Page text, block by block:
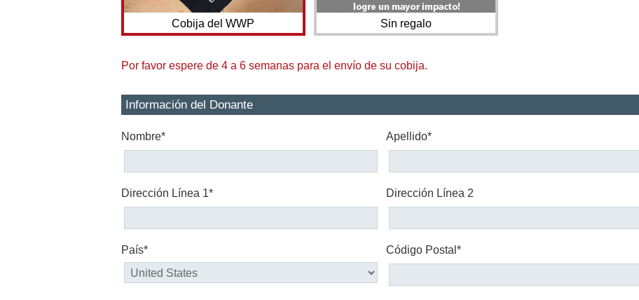
Cobija del WWP Sin regalo
Por favor espere de 4 a 6 semanas para el envío de su cobija.
Información del Donante
Nombre* Apellido*
Dirección Línea 1* Dirección Línea 2
País* Código Postal*